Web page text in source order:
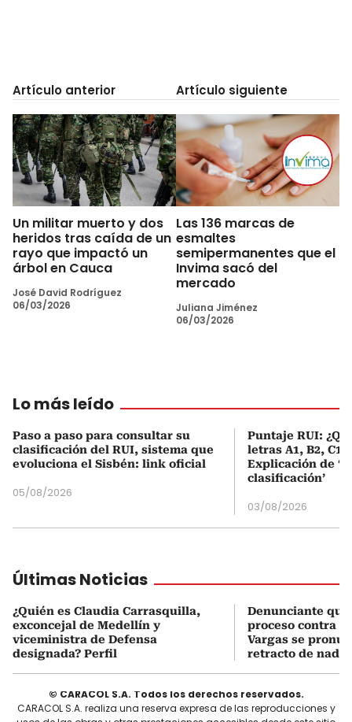
Artículo anterior
Un militar muerto y dos
heridos tras caída de un
rayo que impactó un
árbol en Cauca
José David Rodríguez
06/03/2026
Artículo siguiente
Las 136 marcas de
esmaltes
semipermanentes que el
Invima sacó del
mercado
Juliana Jiménez
06/03/2026
Lo más leído
Paso a paso para consultar su
clasificación del RUI, sistema que
evoluciona el Sisbén: link oficial
05/08/2026
Puntaje RUI:
letras A1, B2, C1
Explicación de
clasificación’
03/08/2026
Últimas Noticias
¿Quién es Claudia Carrasquilla,
exconcejal de Medellín y
viceministra de Defensa
designada? Perfil
Denunciante
proceso contra
Vargas se
retracto de nada”
© CARACOL S.A. Todos los derechos reservados.
CARACOL S.A. realiza una reserva expresa de las reproducciones y